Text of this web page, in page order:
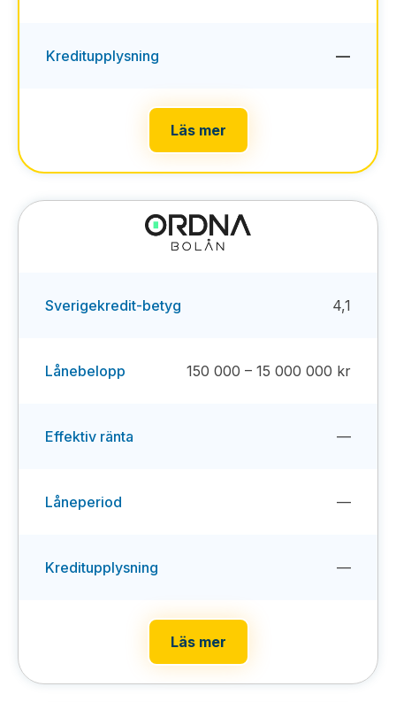
Kreditupplysning —
Läs mer
Sverigekredit-betyg 4,1
Lånebelopp 150 000 – 15 000 000 kr
Effektiv ränta —
Låneperiod —
Kreditupplysning —
Läs mer